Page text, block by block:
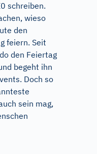
schreiben.
wieso
den
feiern. Seit
den Feiertag
begeht ihn
Doch so
sein mag,